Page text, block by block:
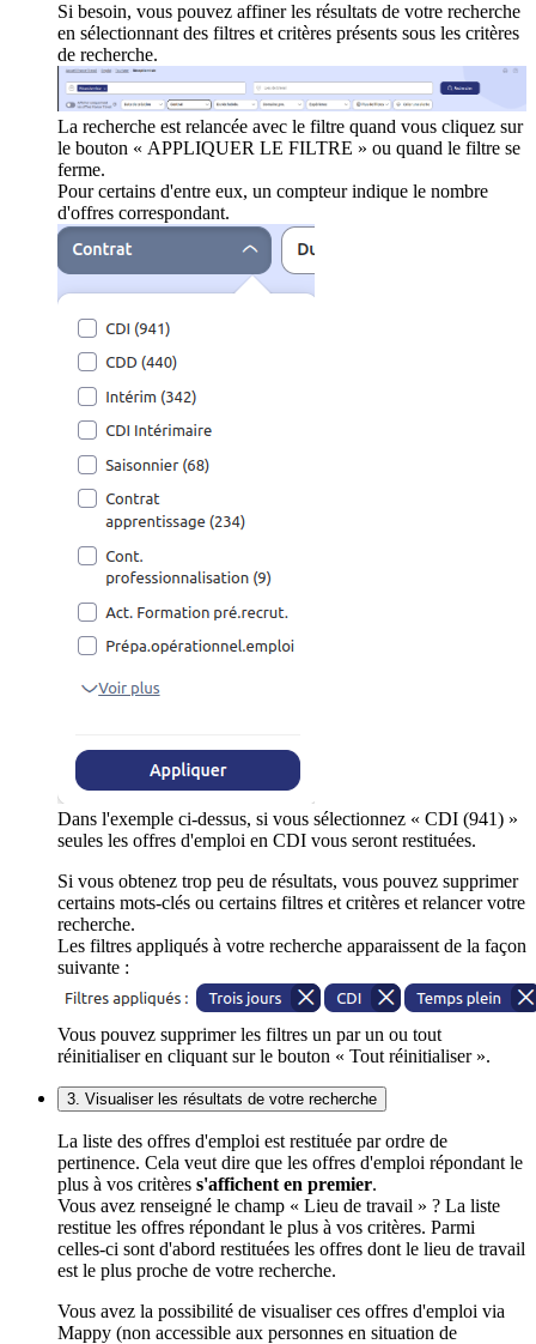
Si besoin, vous pouvez affiner les résultats de votre recherche
en sélectionnant des filtres et critères présents sous les critères
de recherche.
La recherche est relancée avec le filtre quand vous cliquez sur
le bouton « APPLIQUER LE FILTRE » ou quand le filtre se
ferme.
Pour certains d'entre eux, un compteur indique le nombre
d'offres correspondant.
Dans l'exemple ci-dessus, si vous sélectionnez « CDI (941) »
seules les offres d'emploi en CDI vous seront restituées.
Si vous obtenez trop peu de résultats, vous pouvez supprimer
certains mots-clés ou certains filtres et critères et relancer votre
recherche.
Les filtres appliqués à votre recherche apparaissent de la façon
suivante :
Vous pouvez supprimer les filtres un par un ou tout
réinitialiser en cliquant sur le bouton « Tout réinitialiser ».
3. Visualiser les résultats de votre recherche
La liste des offres d'emploi est restituée par ordre de
pertinence. Cela veut dire que les offres d'emploi répondant le
plus à vos critères s'affichent en premier.
Vous avez renseigné le champ « Lieu de travail » ? La liste
restitue les offres répondant le plus à vos critères. Parmi
celles-ci sont d'abord restituées les offres dont le lieu de travail
est le plus proche de votre recherche.
Vous avez la possibilité de visualiser ces offres d'emploi via
Mappy (non accessible aux personnes en situation de